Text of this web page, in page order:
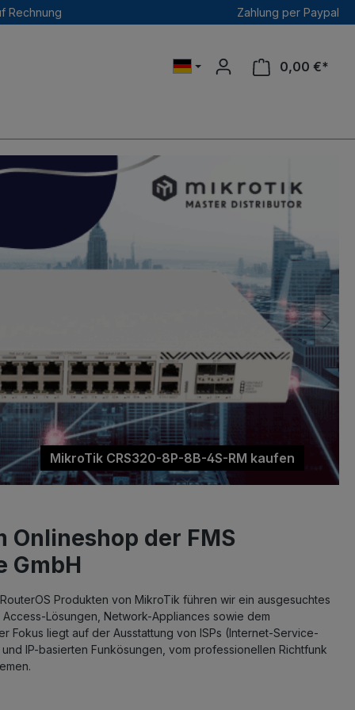
Rechnung Zahlung per Paypal
0,00 €*
Onlineshop der FMS
GmbH
Produkten von MikroTik führen wir ein ausgesuchtes
Lösungen, Network-Appliances sowie dem
Fokus liegt auf der Ausstattung von ISPs (Internet-Service-
IP-basierten Funkösungen, vom professionellen Richtfunk